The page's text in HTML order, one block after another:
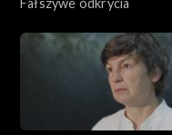
Fałszywe odkrycia